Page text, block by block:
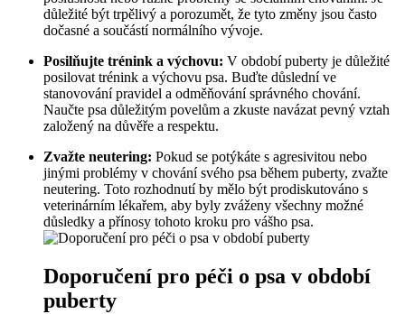
důležité být trpělivý a porozumět, že tyto změny jsou často
dočasné a součástí normálního vývoje.
Posilňujte trénink a výchovu: V období puberty je důležité
posilovat trénink a výchovu psa. Buďte důslední ve
stanovování pravidel a odměňování správného chování.
Naučte psa důležitým povelům a zkuste navázat pevný vztah
založený na důvěře a respektu.
Zvažte neutering: Pokud se potýkáte s agresivitou nebo
jinými problémy v chování svého psa během puberty, zvažte
neutering. Toto rozhodnutí by mělo být prodiskutováno s
veterinárním lékařem, aby byly zváženy všechny možné
důsledky a přínosy tohoto kroku pro vášho psa.
Doporučení pro péči o psa v období
puberty